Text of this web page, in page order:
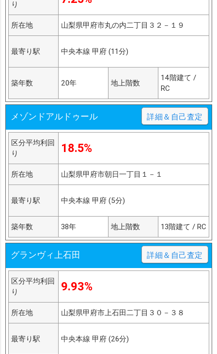
り
所在地 山梨県甲府市丸の内二丁目３２－１９
最寄り駅 中央本線 甲府 (11分)
築年数 20年 地上階数
14階建て /
RC
メゾンドアルドゥール 詳細＆自己査定
区分平均利回
り
18.5%
所在地 山梨県甲府市朝日一丁目１－１
最寄り駅 中央本線 甲府 (5分)
築年数 38年 地上階数 13階建て / RC
グランヴィ上石田 詳細＆自己査定
区分平均利回
り
9.93%
所在地 山梨県甲府市上石田二丁目３０－３８
最寄り駅 中央本線 甲府 (26分)